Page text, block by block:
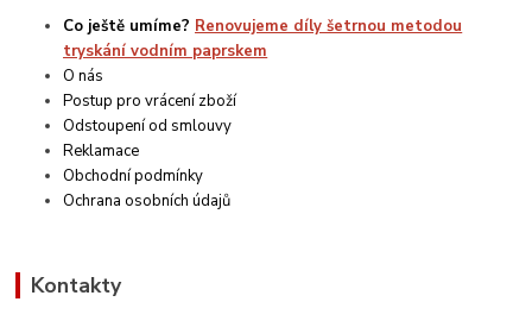
Co ještě umíme? Renovujeme díly šetrnou metodou
tryskání vodním paprskem
O nás
Postup pro vrácení zboží
Odstoupení od smlouvy
Reklamace
Obchodní podmínky
Ochrana osobních údajů
Kontakty